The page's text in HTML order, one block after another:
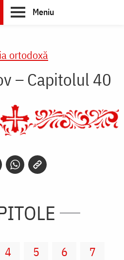
Meniu
ortodoxă
– Capitolul 40
4 5 6
7